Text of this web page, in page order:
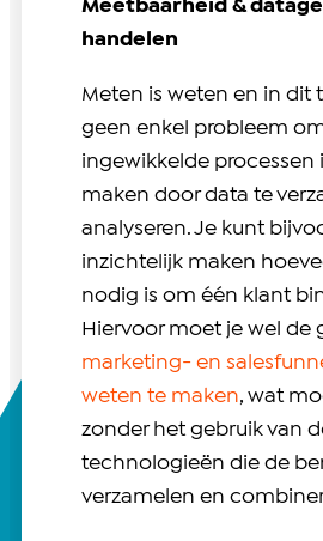
Meetbaarheid &
handelen
Meten is weten en in dit
geen enkel probleem
ingewikkelde processen
maken door data te
analyseren. Je kunt
inzichtelijk maken
nodig is om één klant
Hiervoor moet je wel de
marketing- en
weten te maken, wat
zonder het gebruik van
technologieën die de
verzamelen en